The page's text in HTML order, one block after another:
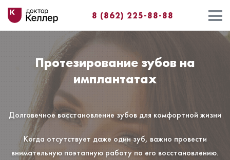
8 (862) 225-88-88⁣⁣
Протезирование зубов на
имплантатах
Долговечное восстановление зубов для комфортной жизни
Когда отсутствует даже один зуб, важно провести
внимательную поэтапную работу по его восстановлению.